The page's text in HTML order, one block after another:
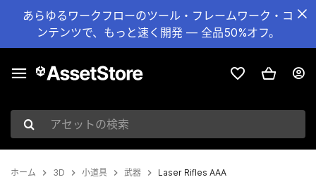
あらゆるワークフローのツール・フレームワーク・コ
ンテンツで、もっと速く開発 — 全品50%オフ。
アセットの検索
ホーム 3D 小道具 武器 Laser Rifles AAA